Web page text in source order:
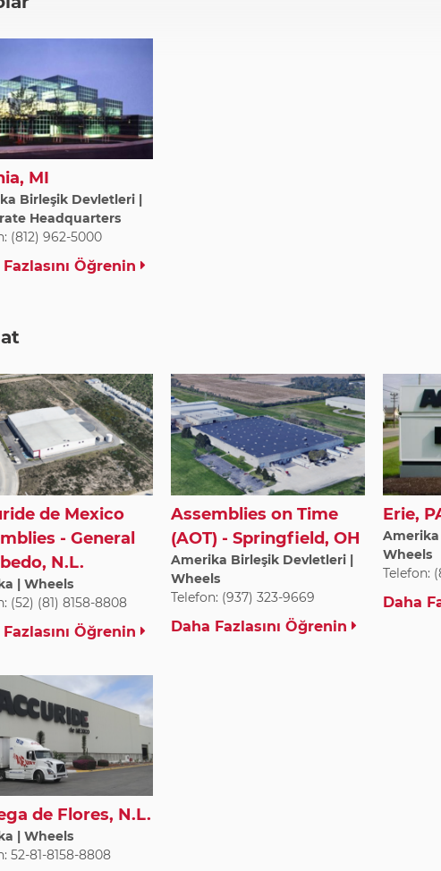
MI
Birleşik Devletleri |
Headquarters
(812) 962-5000
Fazlasını Öğrenin
de Mexico
- General
N.L.
| Wheels
(52) (81) 8158-8808
Öğrenin
Assemblies on Time
(AOT) - Springfield, OH
Amerika Birleşik Devletleri |
Wheels
Telefon: (937) 323-9669
Daha Fazlasını Öğrenin
Erie,
Wheels
Telefon:
Daha
de Flores, N.L.
| Wheels
52-81-8158-8808